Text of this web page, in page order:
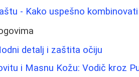
- Kako uspešno
detalj i zaštita očiju
i Masnu Kožu: Vodič kroz